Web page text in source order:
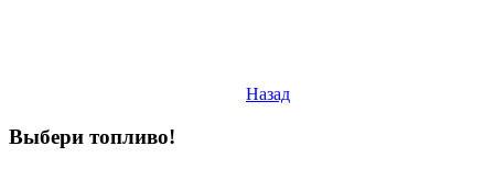
Назад
Выбери топливо!